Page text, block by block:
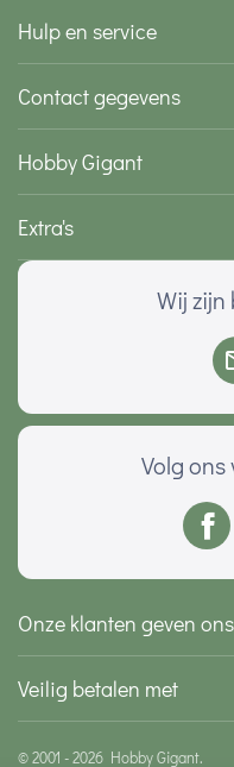
Hulp en service
Contact gegevens
Hobby Gigant
Extra's
Wij
Volg
Onze klanten geven
Veilig betalen met
© 2001 - 2026 Hobby Gigant.